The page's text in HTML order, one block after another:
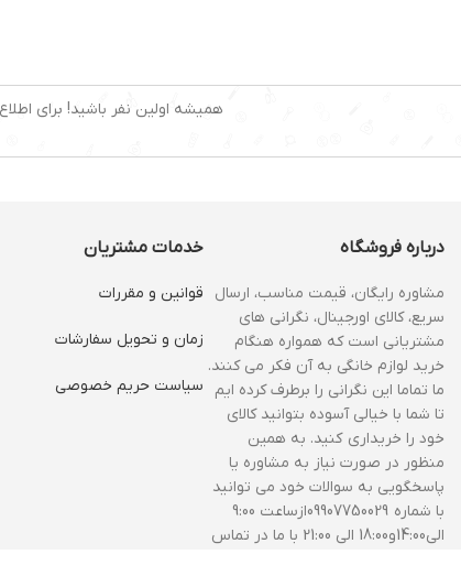
همیشه اولین نفر باشید! برای
درباره فروشگاه
مشاوره رایگان، قیمت مناسب، ارسال
سریع، کالای اورجینال، نگرانی های
مشتریانی است که همواره هنگام
خرید لوازم خانگی به آن فکر می کنند.
ما تماما این نگرانی را برطرف کرده ایم
تا شما با خیالی آسوده بتوانید کالای
خود را خریداری کنید. به همین
منظور در صورت نیاز به مشاوره یا
پاسخگویی به سوالات خود می توانید
با شماره 09907750029ازساعت 9:00
الی14:00و18:00 الی 21:00 با ما در تماس
خدمات مشتریان
قوانین و مقررات
زمان و‌ تحویل سفارشات
سیاست حریم خصوصی